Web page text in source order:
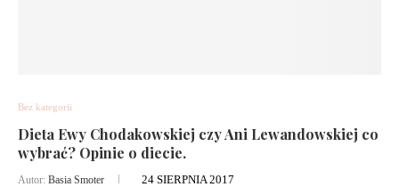
Bez kategorii
Dieta Ewy Chodakowskiej czy Ani Lewandowskiej co
wybrać? Opinie o diecie.
Autor: Basia Smoter 24 SIERPNIA 2017